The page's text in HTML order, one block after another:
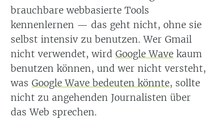
brauchbare webbasierte Tools
kennenlernen — das geht nicht, ohne sie
selbst intensiv zu benutzen. Wer Gmail
nicht verwendet, wird Google Wave kaum
benutzen können, und wer nicht versteht,
was Google Wave bedeuten könnte, sollte
nicht zu angehenden Journalisten über
das Web sprechen.